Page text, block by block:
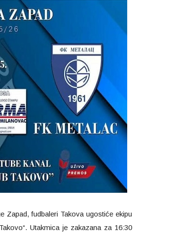
Zapad, fudbaleri Takova ugostiće ekipu
Utakmica je zakazana za 16:30